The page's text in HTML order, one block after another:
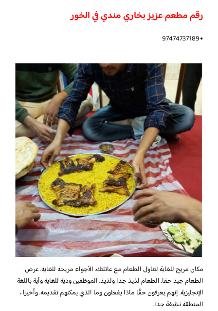
رقم مطعم عزيز بخاري مندي في الخور
+97474737189
مكان مريح للغاية لتناول الطعام مع عائلتك. الأجواء مريحة للغاية. عرض
الطعام جيد حقا. الطعام لذيذ جدا ولذيذ. الموظفين ودية للغاية وآية باللغة
الإنجليزية. إنهم يعرفون حقًا ماذا يفعلون وما الذي يمكنهم تقديمه. وأخيرا ،
المنطقة نظيفة جدا.